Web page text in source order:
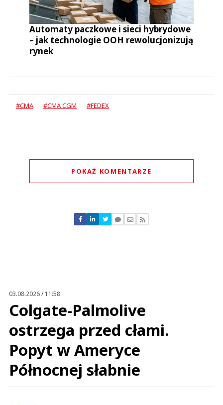
Automaty paczkowe i sieci hybrydowe
– jak technologie OOH rewolucjonizują
rynek
#CMA #CMA CGM #FEDEX
POKAŻ KOMENTARZE
Nie znaleziono komentarzy
Zostaw swoje komentarze
03.08.2026 / 11:58
Colgate-Palmolive
ostrzega przed cłami.
Popyt w Ameryce
Północnej słabnie